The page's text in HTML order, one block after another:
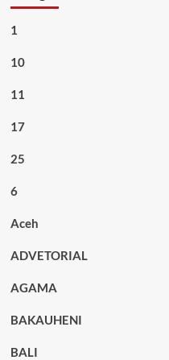
1
10
11
17
25
6
Aceh
ADVETORIAL
AGAMA
BAKAUHENI
BALI